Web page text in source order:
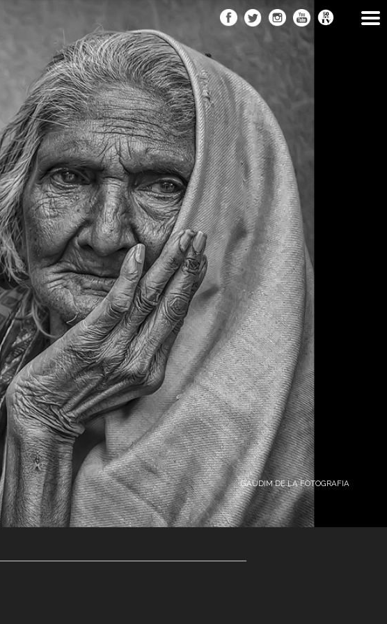
GAUDIM DE LA FOTOGRAFIA